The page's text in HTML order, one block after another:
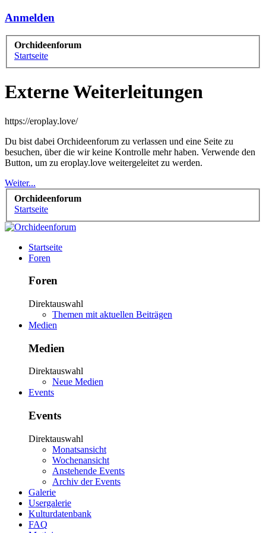
Anmelden
Orchideenforum
Startseite
Externe Weiterleitungen
https://eroplay.love/
Du bist dabei Orchideenforum zu verlassen und eine Seite zu
besuchen, über die wir keine Kontrolle mehr haben. Verwende den
Button, um zu eroplay.love weitergeleitet zu werden.
Weiter...
Orchideenforum
Startseite
Startseite
Foren
Foren
Direktauswahl
Themen mit aktuellen Beiträgen
Medien
Medien
Direktauswahl
Neue Medien
Events
Events
Direktauswahl
Monatsansicht
Wochenansicht
Anstehende Events
Archiv der Events
Galerie
Usergalerie
Kulturdatenbank
FAQ